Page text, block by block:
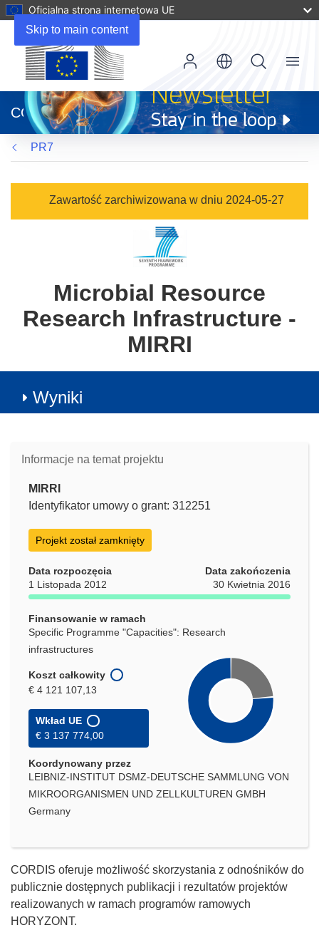
Skip to main content
Oficjalna strona internetowa UE
otworzy
się
w
nowym
oknie)
CORDIS
Menu
PR7
Zawartość zarchiwizowana w dniu 2024-05-27
Microbial Resource
Research Infrastructure -
MIRRI
Wyniki
Informacje na temat projektu
MIRRI
Identyfikator umowy o grant: 312251
Projekt został zamknięty
Data rozpoczęcia
1 Listopada 2012
Data zakończenia
30 Kwietnia 2016
Finansowanie w ramach
Specific Programme "Capacities": Research
infrastructures
Koszt całkowity
€ 4 121 107,13
Wkład UE
€ 3 137 774,00
Koordynowany przez
LEIBNIZ-INSTITUT DSMZ-DEUTSCHE SAMMLUNG VON
MIKROORGANISMEN UND ZELLKULTUREN GMBH
Germany
CORDIS oferuje możliwość skorzystania z odnośników do
publicznie dostępnych publikacji i rezultatów projektów
realizowanych w ramach programów ramowych
HORYZONT.